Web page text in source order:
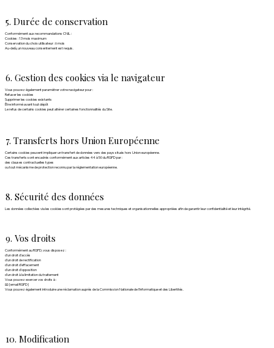
5. Durée de conservation
Conformément aux recommandations CNIL :
Cookies : 13 mois maximum
Conservation du choix utilisateur : 6 mois
Au-delà, un nouveau consentement est requis.
6. Gestion des cookies via le navigateur
Vous pouvez également paramétrer votre navigateur pour :
Refuser les cookies
Supprimer les cookies existants
Être informé avant tout dépôt
Le refus de certains cookies peut altérer certaines fonctionnalités du Site.
7. Transferts hors Union Européenne
Certains cookies peuvent impliquer un transfert de données vers des pays situés hors Union européenne.
Ces transferts sont encadrés conformément aux articles 44 à 50 du RGPD par :
des clauses contractuelles types
ou tout mécanisme de protection reconnu par la réglementation européenne.
8. Sécurité des données
Les données collectées via les cookies sont protégées par des mesures techniques et organisationnelles appropriées afin de garantir leur confidentialité et leur intégrité.
9. Vos droits
Conformément au RGPD, vous disposez :
d’un droit d’accès
d’un droit de rectification
d’un droit d’effacement
d’un droit d’opposition
d’un droit à la limitation du traitement
Vous pouvez exercer vos droits à :
📧 [email RGPD]
Vous pouvez également introduire une réclamation auprès de la Commission Nationale de l'Informatique et des Libertités.
10. Modification